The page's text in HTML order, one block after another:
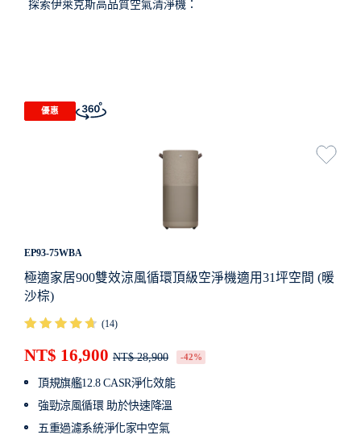
探索伊萊克斯高品質空氣清淨機：
優惠
EP93-75WBA
極適家居900雙效涼風循環頂級空淨機適用31坪空間 (暖
沙棕)
(14)
NT$ 16,900 NT$ 28,900 -42%
頂規旗艦12.8 CASR淨化效能
強勁涼風循環 助於快速降溫
五重過濾系統淨化家中空氣